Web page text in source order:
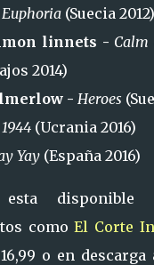
Euphoria (Suecia 2012)
linnets -
2014)
- Heroes
1944 (Ucrania 2016)
Yay (España 2016)
disponible
comoEl Corte
o en